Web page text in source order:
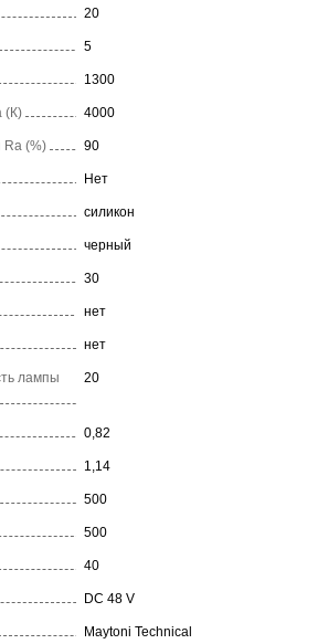
20
5
1300
(К) 4000
Ra (%) 90
Нет
силикон
черный
30
нет
нет
лампы
20
0,82
1,14
500
500
40
DC 48 V
Maytoni Technical